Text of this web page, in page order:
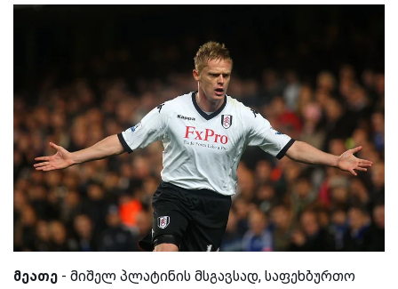
მეათე - მიშელ პლატინის მსგავსად, საფეხბურთო